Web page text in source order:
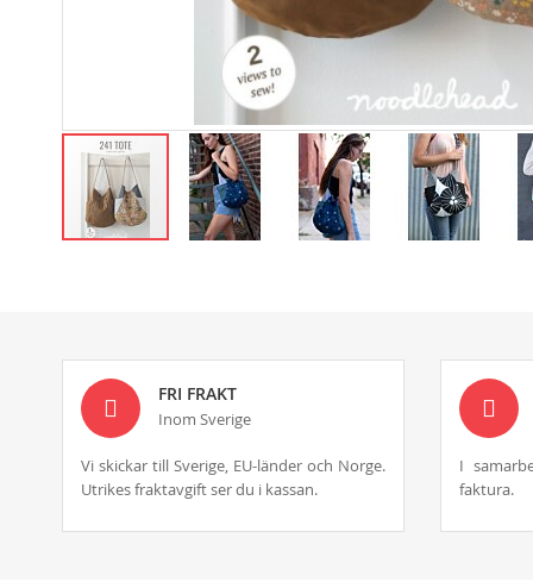
the
images
gallery
FRI FRAKT
Inom Sverige
Vi skickar till Sverige, EU-länder och Norge.
Utrikes fraktavgift ser du i kassan.
I
faktura.